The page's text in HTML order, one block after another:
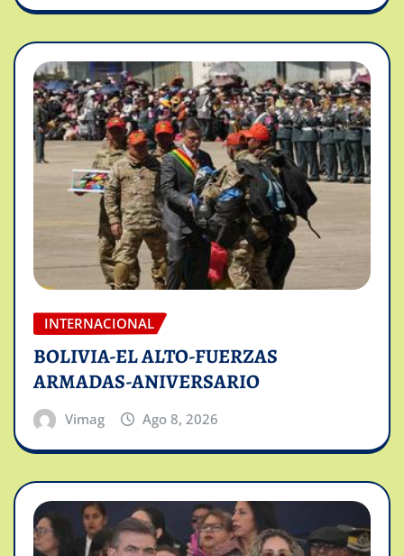
INTERNACIONAL
BOLIVIA-EL ALTO-FUERZAS
ARMADAS-ANIVERSARIO
Vimag Ago 8, 2026